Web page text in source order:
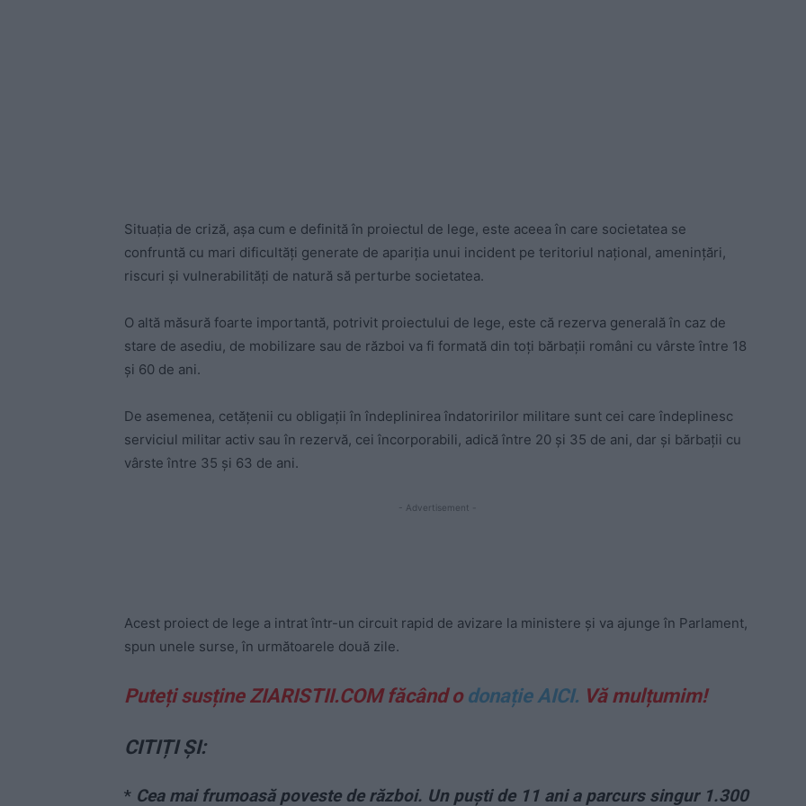
Situația de criză, așa cum e definită în proiectul de lege, este aceea în care societatea se
confruntă cu mari dificultăți generate de apariția unui incident pe teritoriul național, amenințări,
riscuri și vulnerabilități de natură să perturbe societatea.
O altă măsură foarte importantă, potrivit proiectului de lege, este că rezerva generală în caz de
stare de asediu, de mobilizare sau de război va fi formată din toți bărbații români cu vârste între 18
și 60 de ani.
De asemenea, cetățenii cu obligații în îndeplinirea îndatoririlor militare sunt cei care îndeplinesc
serviciul militar activ sau în rezervă, cei încorporabili, adică între 20 și 35 de ani, dar și bărbații cu
vârste între 35 și 63 de ani.
- Advertisement -
Acest proiect de lege a intrat într-un circuit rapid de avizare la ministere și va ajunge în Parlament,
spun unele surse, în următoarele două zile.
Puteți susține ZIARISTII.COM făcând o donație AICI. Vă mulțumim!
CITIȚI ȘI:
* Cea mai frumoasă poveste de război. Un puști de 11 ani a parcurs singur 1.300